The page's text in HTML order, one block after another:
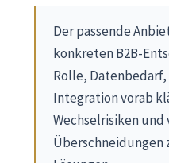
Der passende
konkreten B2B-
Rolle,
Integration vorab
Wechselrisiken
Überschneidungen